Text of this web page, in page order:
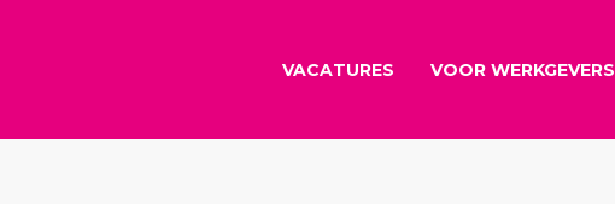
VACATURES VOOR WERKGEVERS